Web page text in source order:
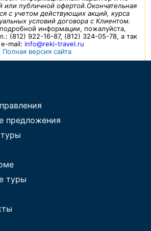
или публичной офертой.Окончательная
с учетом действующих акций, курса
условий договора с Клиентом.
информации, пожалуйста,
(812) 922-16-87, (812) 324-05-78, а так
mail: info@reki-travel.ru
Полная версия сайта
предложения
туры